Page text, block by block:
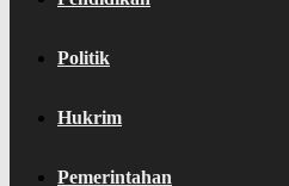
Politik
Hukrim
Pemerintahan